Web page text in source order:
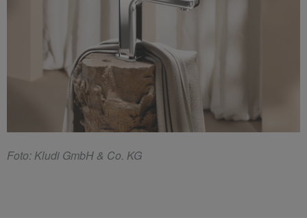
Foto: Kludi GmbH & Co. KG